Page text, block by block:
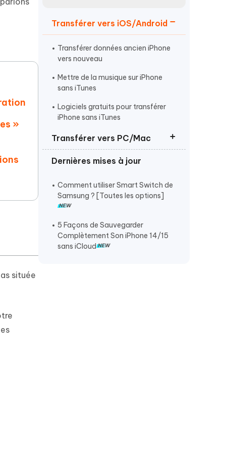
Commencer
Transférer vers iOS/Android
Transférer données ancien iPhone
vers nouveau
Mettre de la musique sur iPhone
sans iTunes
Logiciels gratuits pour transférer
iPhone sans iTunes
Transférer vers PC/Mac
Transférer photos iPhone vers PC
Transférer les mémos vocaux
iPhone sur Mac
Transférer les contacts iPhone vers
PC
Dernières mises à jour
Comment utiliser Smart Switch de
Samsung ? [Toutes les options]
5 Façons de Sauvegarder
Complètement Son iPhone 14/15
sans iCloud
»
située